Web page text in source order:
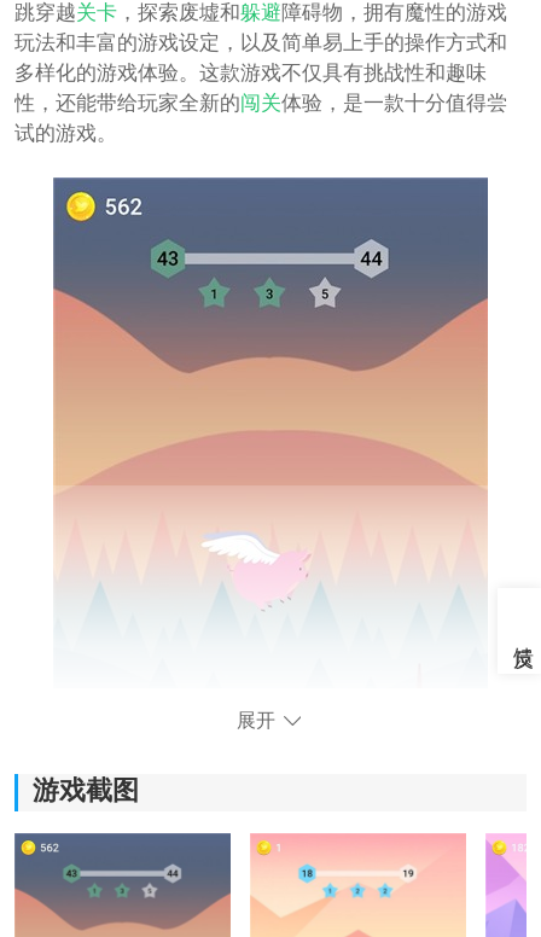
跳穿越关卡，探索废墟和躲避障碍物，拥有魔性的游戏
玩法和丰富的游戏设定，以及简单易上手的操作方式和
多样化的游戏体验。这款游戏不仅具有挑战性和趣味
性，还能带给玩家全新的闯关体验，是一款十分值得尝
试的游戏。
《有弹性的鸟》游戏体验：
展开
游戏截图